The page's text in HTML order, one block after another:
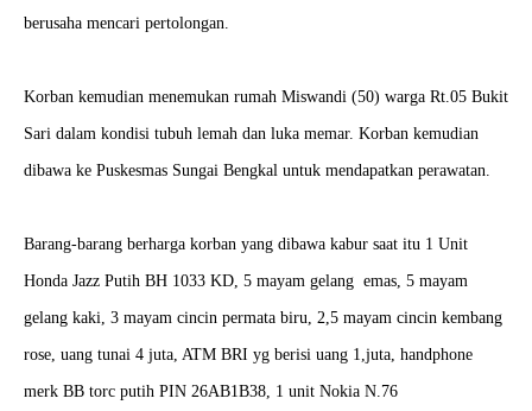
berusaha mencari pertolongan.
Korban kemudian menemukan rumah Miswandi (50) warga Rt.05 Bukit
Sari dalam kondisi tubuh lemah dan luka memar. Korban kemudian
dibawa ke Puskesmas Sungai Bengkal untuk mendapatkan perawatan.
Barang-barang berharga korban yang dibawa kabur saat itu 1 Unit
Honda Jazz Putih BH 1033 KD, 5 mayam gelang emas, 5 mayam
gelang kaki, 3 mayam cincin permata biru, 2,5 mayam cincin kembang
rose, uang tunai 4 juta, ATM BRI yg berisi uang 1,juta, handphone
merk BB torc putih PIN 26AB1B38, 1 unit Nokia N.76